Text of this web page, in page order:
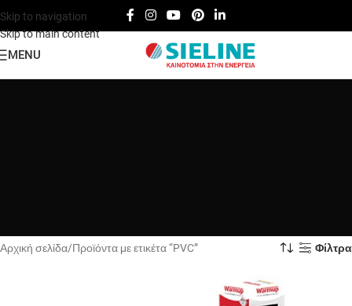
Skip to navigation
Skip to main content
MENU
Αρχική σελίδα Προϊόντα με ετικέτα “PVC” Φίλτρα